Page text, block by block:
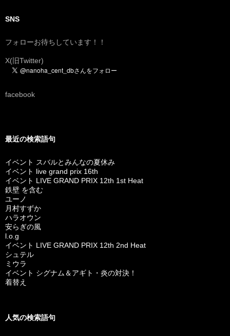
SNS
フォローお待ちしています！！
X(旧Twitter)
facebook
最近の検索語句
イベント スバルとみんなの夏休み
イベント live grand prix 16th
イベント LIVE GRAND PRIX 12th 1st Heat
鉄壁 を含む
ユーノ
月村すずか
ハラオウン
安らぎの風
l.o.g
イベント LIVE GRAND PRIX 12th 2nd Heat
シュテル
ミウラ
イベント シグナム＆アギト・炎の対決！
着替え
人気の検索語句